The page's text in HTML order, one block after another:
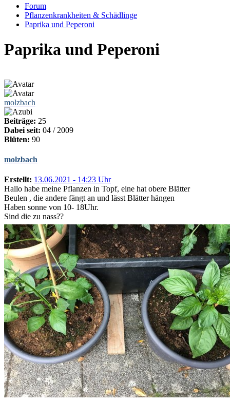
Forum
Pflanzenkrankheiten & Schädlinge
Paprika und Peperoni
Paprika und Peperoni
molzbach
Beiträge: 25
Dabei seit: 04 / 2009
Blüten: 90
molzbach
Erstellt: 13.06.2021 - 14:23 Uhr
Hallo habe meine Pflanzen in Topf, eine hat obere Blätter
Beulen , die andere fängt an und lässt Blätter hängen
Haben sonne von 10- 18Uhr.
Sind die zu nass??